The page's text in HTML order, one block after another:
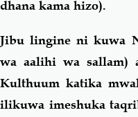
dhana kama hizo).
Jibu lingine ni kuwa
wa aalihi wa sallam)
Kulthuum katika
ilikuwa imeshuka